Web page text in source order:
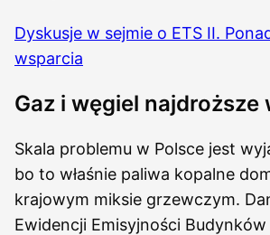
Dyskusje w sejmie o ETS II.
wsparcia
Gaz i węgiel najdroższe
Skala problemu w Polsce jest
bo to właśnie paliwa kopalne
krajowym miksie grzewczym.
Ewidencji Emisyjności